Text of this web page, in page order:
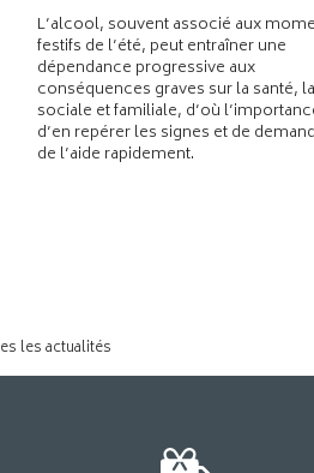
L’alcool, souvent associé aux
festifs de l’été, peut entraîner une
dépendance progressive aux
conséquences graves sur la santé,
sociale et familiale, d’où
d’en repérer les signes et de
de l’aide rapidement.
les actualités